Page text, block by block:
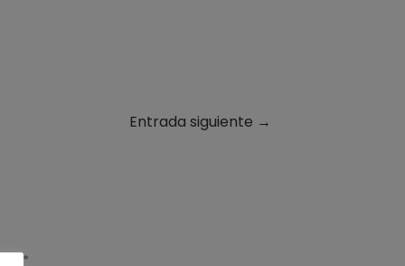
Entrada siguiente →
*